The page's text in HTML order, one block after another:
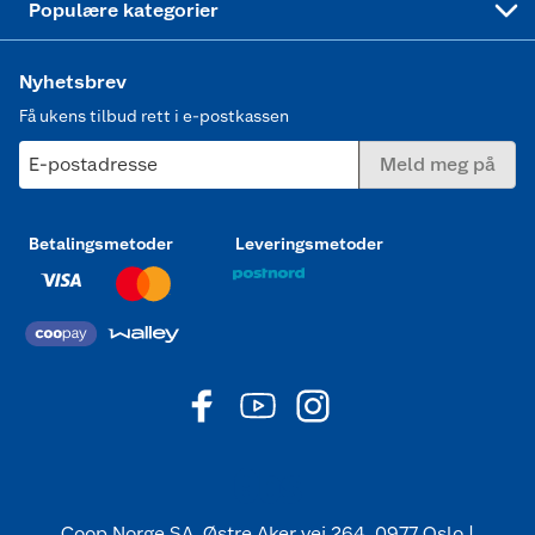
Populære kategorier
Nyhetsbrev
Få ukens tilbud rett i e-postkassen
E-postadresse Meld meg på
Betalingsmetoder Leveringsmetoder